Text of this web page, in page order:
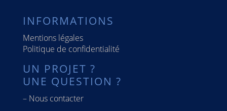
INFORMATIONS
Mentions légales
Politique de confidentialité
UN PROJET ?
UNE QUESTION ?
– Nous contacter